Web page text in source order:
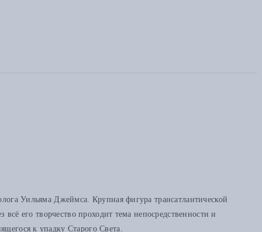
Уильяма Джеймса. Крупная фигура трансатлантической
его творчество проходит тема непосредственности и
к упадку Старого Света.